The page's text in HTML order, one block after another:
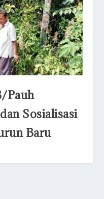
Pauh
Sosialisasi
Baru